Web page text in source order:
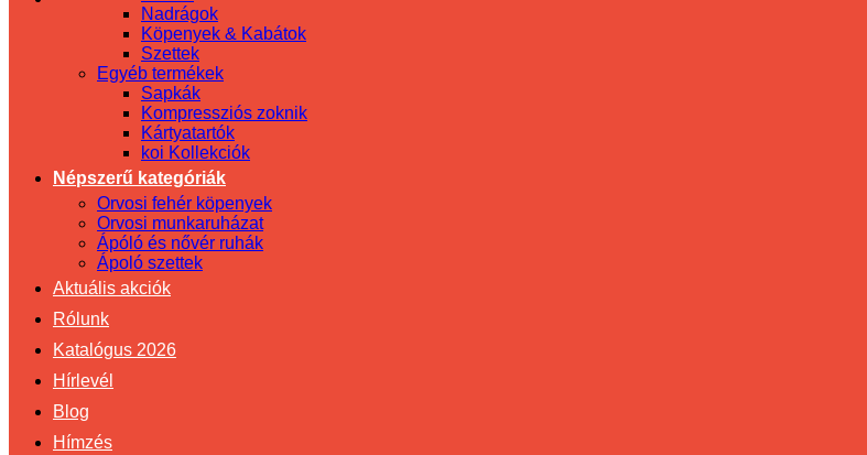
Nadrágok
Köpenyek & Kabátok
Szettek
Egyéb termékek
Sapkák
Kompressziós zoknik
Kártyatartók
koi Kollekciók
Népszerű kategóriák
Orvosi fehér köpenyek
Orvosi munkaruházat
Ápóló és nővér ruhák
Ápoló szettek
Aktuális akciók
Rólunk
Katalógus 2026
Hírlevél
Blog
Hímzés